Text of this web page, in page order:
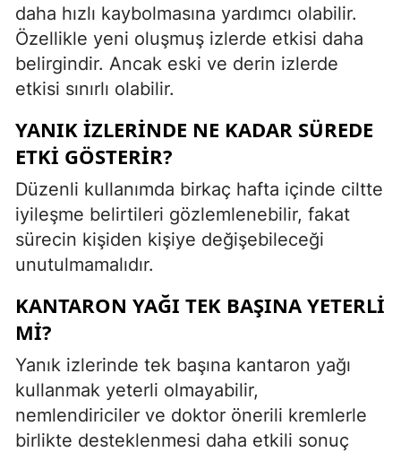
daha hızlı kaybolmasına yardımcı olabilir.
Özellikle yeni oluşmuş izlerde etkisi daha
belirgindir. Ancak eski ve derin izlerde
etkisi sınırlı olabilir.
YANIK İZLERINDE NE KADAR SÜREDE
ETKI GÖSTERIR?
Düzenli kullanımda birkaç hafta içinde ciltte
iyileşme belirtileri gözlemlenebilir, fakat
sürecin kişiden kişiye değişebileceği
unutulmamalıdır.
KANTARON YAĞI TEK BAŞINA YETERLI
MI?
Yanık izlerinde tek başına kantaron yağı
kullanmak yeterli olmayabilir,
nemlendiriciler ve doktor önerili kremlerle
birlikte desteklenmesi daha etkili sonuç